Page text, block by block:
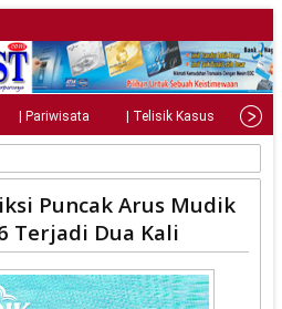
| Pariwisata | Telisik Kasus |
Puncak Arus Mudik
Terjadi Dua Kali